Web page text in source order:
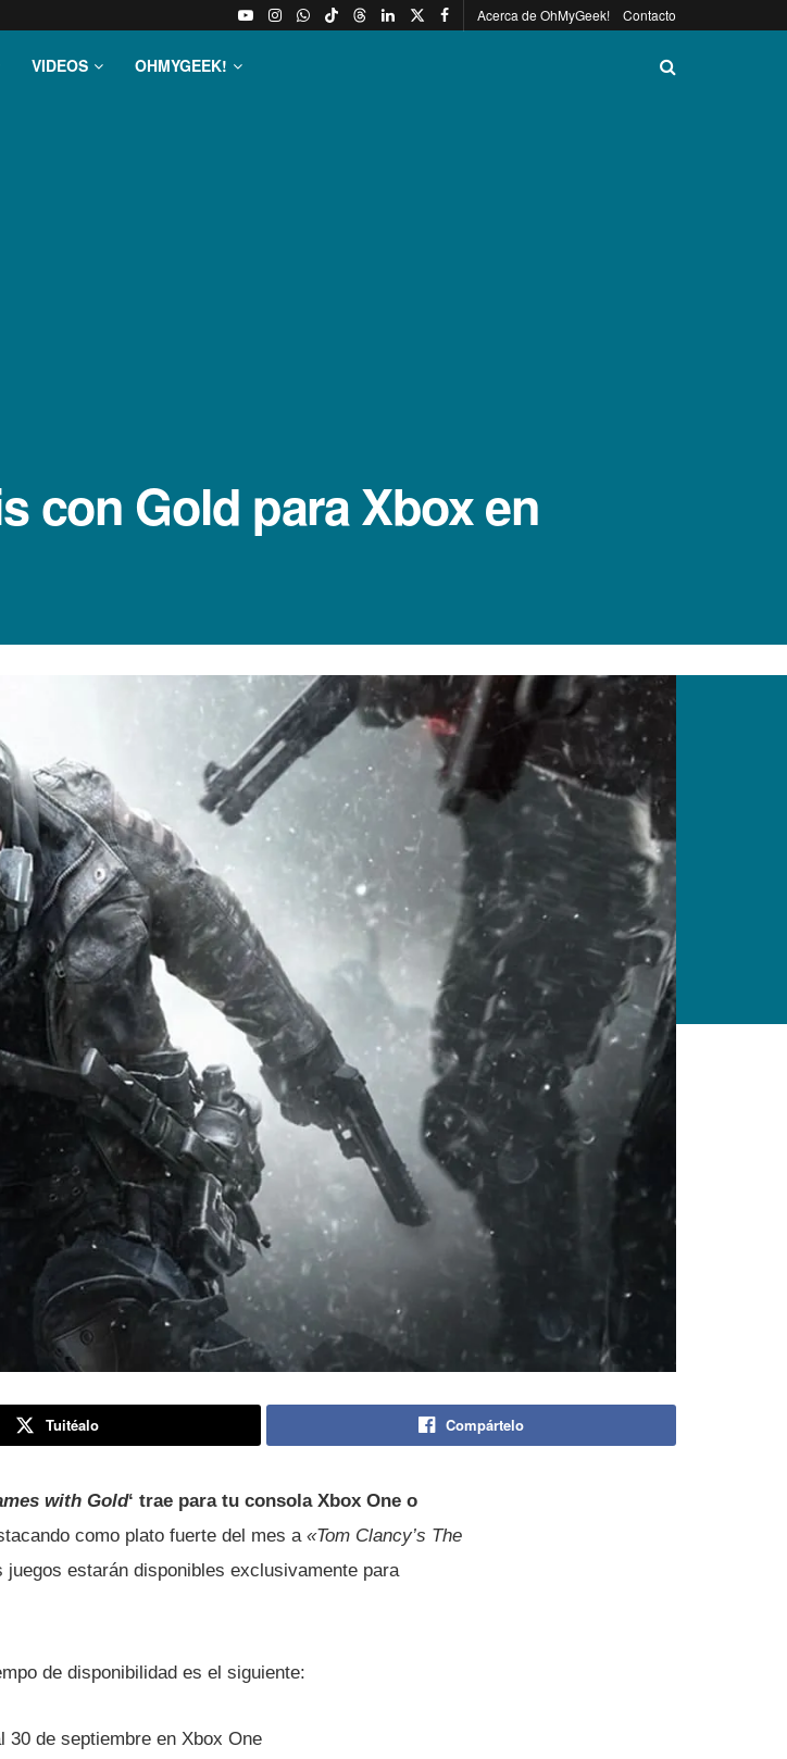
Acerca de OhMyGeek! Contacto
VIDEOS OHMYGEEK!
con Gold para Xbox en
Tuitéalo Compártelo
with Gold‘ trae para tu consola Xbox One o
como plato fuerte del mes a «Tom Clancy’s The
estarán disponibles exclusivamente para
de disponibilidad es el siguiente:
30 de septiembre en Xbox One